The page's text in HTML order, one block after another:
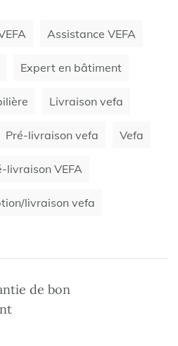
Assistance VEFA
Expert en bâtiment
Livraison vefa
Pré-livraison vefa Vefa
livraison VEFA
livraison vefa
de bon